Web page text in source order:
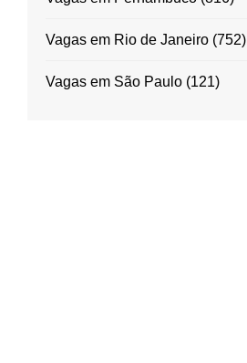
Vagas em Rio de Janeiro(752)
Vagas em São Paulo(121)